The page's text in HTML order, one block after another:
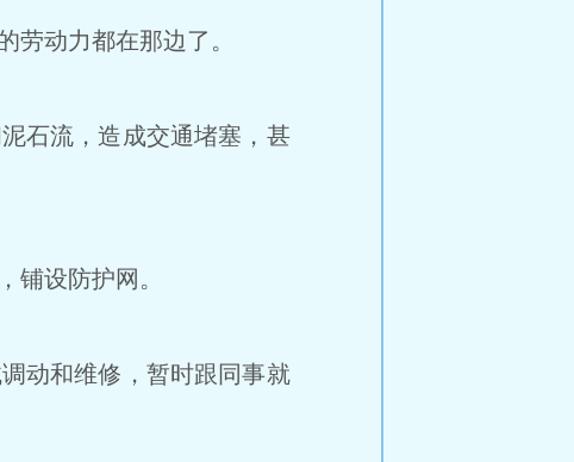
动力都在那边了。
石流，造成交通堵塞，甚
设防护网。
动和维修，暂时跟同事就